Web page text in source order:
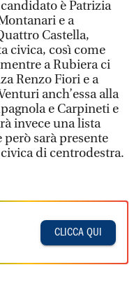
è Patrizia
e a
Castella,
civica, così come
a Rubiera ci
Renzo Fiori e a
anch’essa alla
e Carpineti e
invece una lista
sarà presente
di centrodestra.
CLICCA QUI